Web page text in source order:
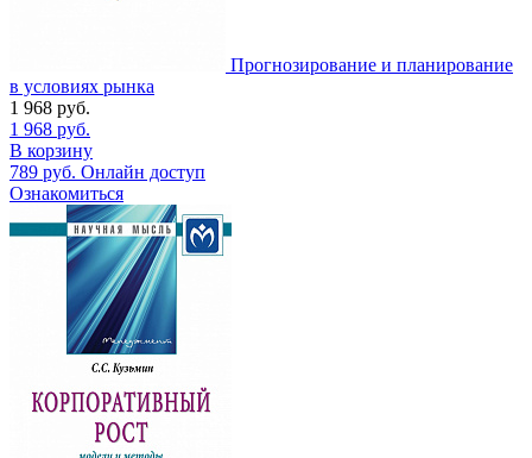
Прогнозирование и планирование
в условиях рынка
1 968 руб.
1 968 руб.
В корзину
789 руб. Онлайн доступ
Ознакомиться